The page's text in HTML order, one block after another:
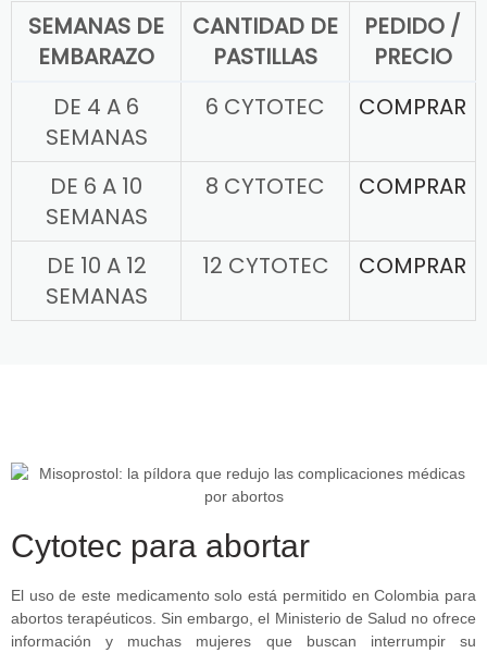
SEMANAS DE
EMBARAZO
CANTIDAD DE
PASTILLAS
PEDIDO /
PRECIO
DE 4 A 6
SEMANAS
6 CYTOTEC COMPRAR
DE 6 A 10
SEMANAS
8 CYTOTEC COMPRAR
DE 10 A 12
SEMANAS
12 CYTOTEC COMPRAR
Cytotec para abortar
El uso de este medicamento solo está permitido en Colombia para
abortos terapéuticos. Sin embargo, el Ministerio de Salud no ofrece
información y muchas mujeres que buscan interrumpir su